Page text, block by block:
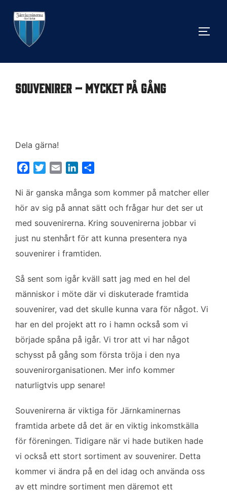
innehåll
Souvenirer – mycket på gång
Dela gärna!
c
e
o
o
k
i
t
e
r
a
i
n
k
d
I
n
l
a
Ni är ganska många som kommer på matcher eller
hör av sig på annat sätt och frågar hur det ser ut
med souvenirerna. Kring souvenirerna jobbar vi
just nu stenhårt för att kunna presentera nya
souvenirer i framtiden.
Så sent som igår kväll satt jag med en hel del
människor i möte där vi diskuterade framtida
souvenirer, vad det skulle kunna vara för något. Vi
har en del projekt att ro i hamn också som vi
började spåna på igår. Vi tror att vi har något
schysst på gång som första tröja i den nya
souvenirorganisationen. Mer info kommer
naturligtvis upp senare!
Souvenirerna är viktiga för Järnkaminernas
framtida arbete då det är en viktig inkomstkälla
för föreningen. Tidigare när vi hade butiken hade
vi också ett stort sortiment av souvenirer. Detta
kommer vi ändra på en del idag och använda oss
av ett mindre sortiment men däremot ett